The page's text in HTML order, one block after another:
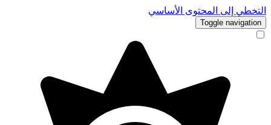
التخطي إلى المحتوى الأساسي
Toggle navigation